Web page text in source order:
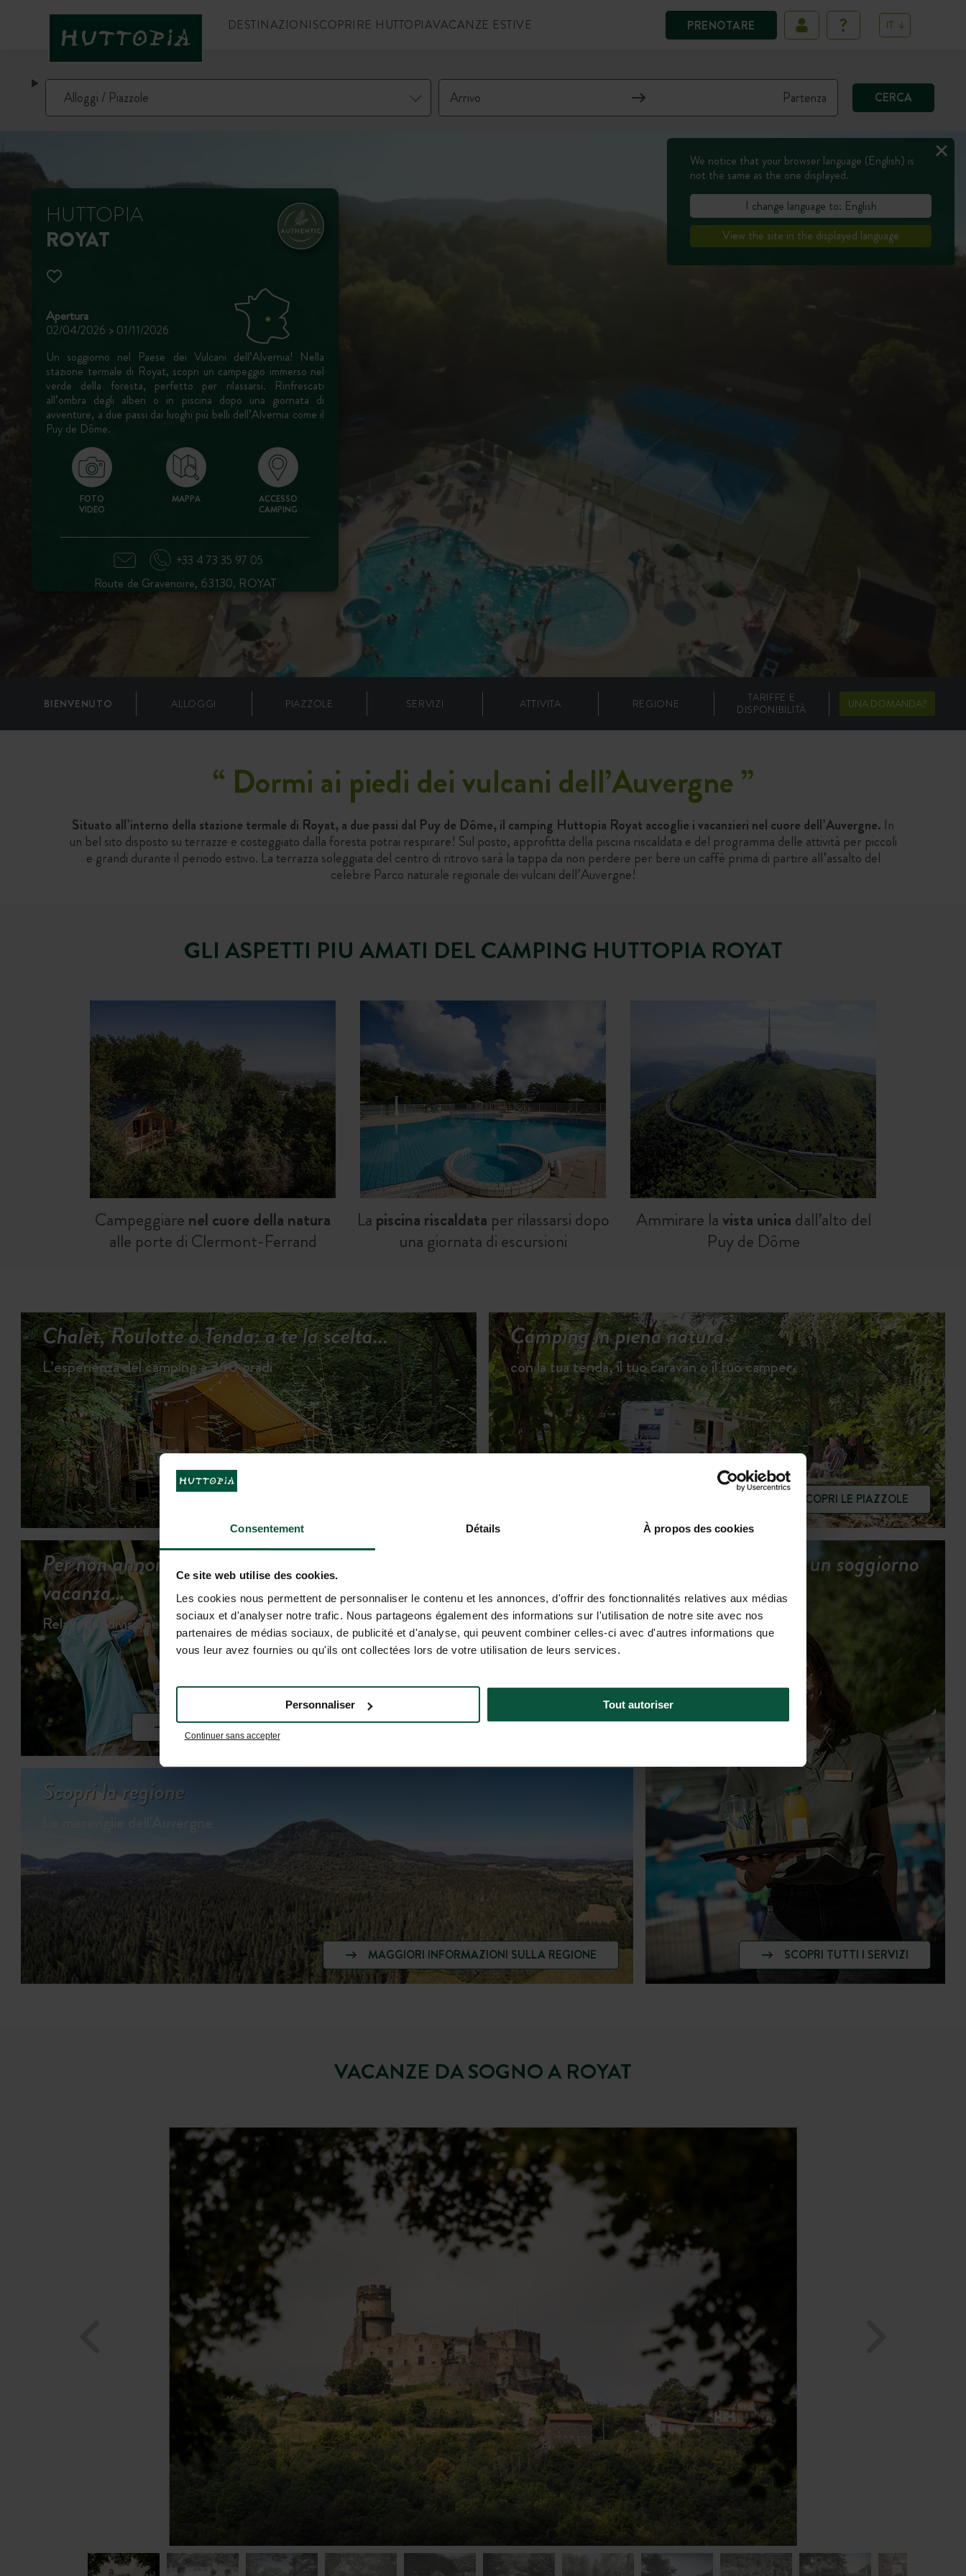
Consentement Détails À propos des cookies
Ce site web utilise des cookies.
Les cookies nous permettent de personnaliser le contenu et les annonces, d'offrir des fonctionnalités relatives aux médias
sociaux et d'analyser notre trafic. Nous partageons également des informations sur l'utilisation de notre site avec nos
partenaires de médias sociaux, de publicité et d'analyse, qui peuvent combiner celles-ci avec d'autres informations que
vous leur avez fournies ou qu'ils ont collectées lors de votre utilisation de leurs services.
Continuer sans accepter
Personnaliser Tout autoriser
PRENOTARE
DESTINAZIONISCOPRIRE HUTTOPIAVACANZE ESTIVE IT
CERCA
HUTTOPIA
ROYAT
Apertura
02/04/2026 > 01/11/2026
Un soggiorno nel Paese dei Vulcani dell’Alvernia! Nella
stazione termale di Royat, scopri un campeggio immerso nel
verde della foresta, perfetto per rilassarsi. Rinfrescati
all’ombra degli alberi o in piscina dopo una giornata di
avventure, a due passi dai luoghi più belli dell’Alvernia come il
Puy de Dôme.
FOTO
VIDEO
MAPPA
ACCESSO
CAMPING
+33 4 73 35 97 05
Route de Gravenoire, 63130, ROYAT
BIENVENUTO ALLOGGI PIAZZOLE SERVIZI ATTIVITA REGIONE
TARIFFE E
DISPONIBILITÀ
UNA DOMANDA?
“ Dormi ai piedi dei vulcani dell’Auvergne”
Situato all’interno della stazione termale di Royat, a due passi dal Puy de Dôme, il camping Huttopia Royat accoglie i vacanzieri nel cuore dell’Auvergne. In
un bel sito disposto su terrazze e costeggiato dalla foresta potrai respirare! Sul posto, approfitta della piscina riscaldata e del programma delle attività per piccoli
e grandi durante il periodo estivo. La terrazza soleggiata del centro di ritrovo sarà la tappa da non perdere per bere un caffè prima di partire all’assalto del
celebre Parco naturale regionale dei vulcani dell’Auvergne!
GLI ASPETTI PIU AMATI DEL CAMPING HUTTOPIA ROYAT
Campeggiare nel cuore della natura
alle porte di Clermont-Ferrand
La piscina riscaldata per rilassarsi dopo
una giornata di escursioni
Ammirare lavista unica dall’alto del
Puy de Dôme
Chalet, Roulotte o Tenda: a te la scelta...
L’esperienza del camping a 360 gradi
Camping in piena natura
con la tua tenda, il tuo caravan o il tuo camper
SCOPRI LE PIAZZOLE
Per non annoiarsi mai in
vacanza…
Relax, condivisione e giochi…
SCOPRI LE ATTIVITÀ
Tariffe e disponibilità
Tutti i servizi per un soggiorno
sereno
SCOPRI TUTTI I SERVIZI
Scopri la regione
Le meraviglie dell'Auvergne
MAGGIORI INFORMAZIONI SULLA REGIONE
VACANZE DA SOGNO A ROYAT
We notice that your browser language (English) is
not the same as the one displayed.
I change language to: English
View the site in the displayed language